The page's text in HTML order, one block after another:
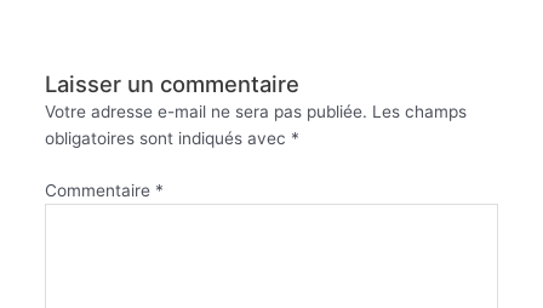
Laisser un commentaire
Votre adresse e-mail ne sera pas publiée. Les champs
obligatoires sont indiqués avec *
Commentaire *